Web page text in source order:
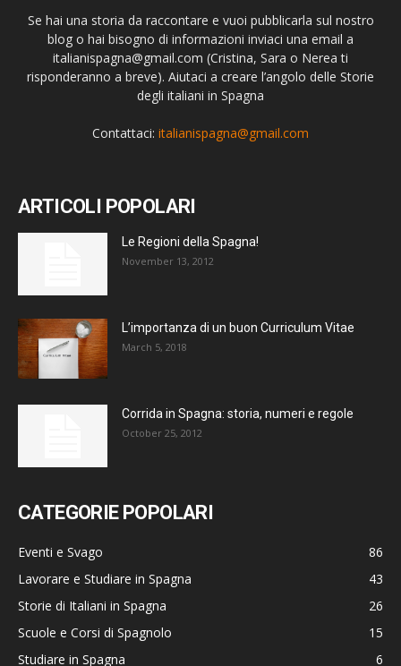
Se hai una storia da raccontare e vuoi pubblicarla sul nostro
blog o hai bisogno di informazioni inviaci una email a
italianispagna@gmail.com (Cristina, Sara o Nerea ti
risponderanno a breve). Aiutaci a creare l’angolo delle Storie
degli italiani in Spagna
Contattaci: italianispagna@gmail.com
ARTICOLI POPOLARI
Le Regioni della Spagna!
November 13, 2012
L’importanza di un buon Curriculum Vitae
March 5, 2018
Corrida in Spagna: storia, numeri e regole
October 25, 2012
CATEGORIE POPOLARI
Eventi e Svago
86
Lavorare e Studiare in Spagna
43
Storie di Italiani in Spagna
26
Scuole e Corsi di Spagnolo
15
Studiare in Spagna
6